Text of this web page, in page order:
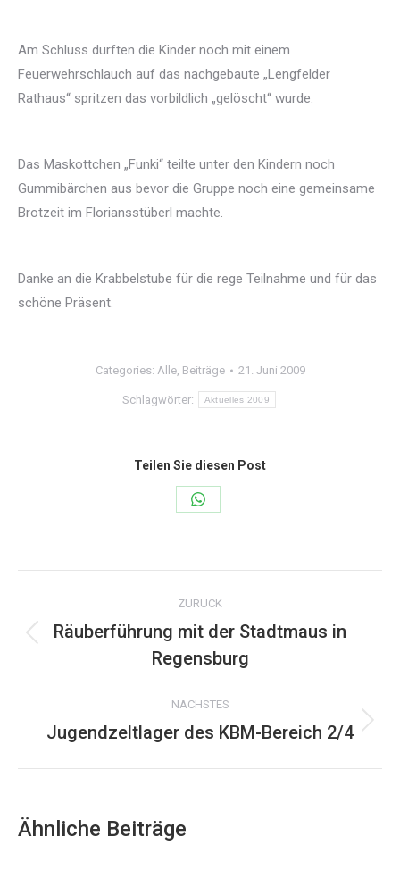
Am Schluss durften die Kinder noch mit einem
Feuerwehrschlauch auf das nachgebaute „Lengfelder
Rathaus“ spritzen das vorbildlich „gelöscht“ wurde.
Das Maskottchen „Funki“ teilte unter den Kindern noch
Gummibärchen aus bevor die Gruppe noch eine gemeinsame
Brotzeit im Floriansstüberl machte.
Danke an die Krabbelstube für die rege Teilnahme und für das
schöne Präsent.
Categories: Alle, Beiträge 21. Juni 2009
Schlagwörter: Aktuelles 2009
Teilen Sie diesen Post
Share
WhatsApp
Kommentarnavigation
ZURÜCK
Beitrag:
Räuberführung mit der Stadtmaus in
Regensburg
NÄCHSTES
Nächster
Jugendzeltlager des KBM-Bereich 2/4
Ähnliche Beiträge